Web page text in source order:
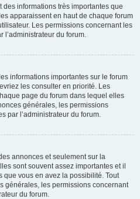
informations très importantes que
apparaissent en haut de chaque forum
Les permissions concernant les
l’administrateur du forum.
informations importantes sur le forum
les consulter en priorité. Les
page du forum dans lequel elles
générales, les permissions
par l’administrateur du forum.
annonces et seulement sur la
sont souvent assez importantes et il
que vous en avez la possibilité. Tout
générales, les permissions concernant
du forum.